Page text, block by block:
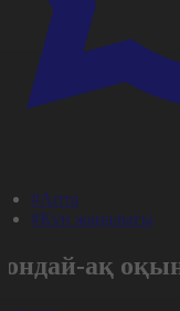
#Апта
#Күн жаңалығы
ақ